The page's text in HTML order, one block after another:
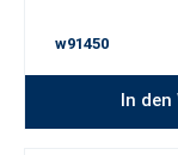
w91450
In